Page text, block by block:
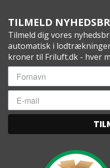
TILMELD
Tilmeld dig vores
automatisk i
kroner til Friluft.dk - hver